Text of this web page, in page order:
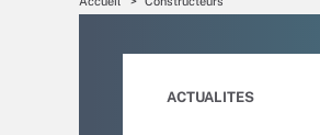
ACTUALITES